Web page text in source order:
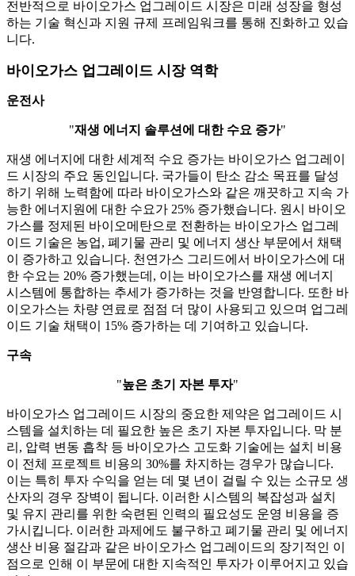
전반적으로 바이오가스 업그레이드 시장은 미래 성장을 형성
하는 기술 혁신과 지원 규제 프레임워크를 통해 진화하고 있습
니다.
바이오가스 업그레이드 시장 역학
운전사
"재생 에너지 솔루션에 대한 수요 증가"
재생 에너지에 대한 세계적 수요 증가는 바이오가스 업그레이
드 시장의 주요 동인입니다. 국가들이 탄소 감소 목표를 달성
하기 위해 노력함에 따라 바이오가스와 같은 깨끗하고 지속 가
능한 에너지원에 대한 수요가 25% 증가했습니다. 원시 바이오
가스를 정제된 바이오메탄으로 전환하는 바이오가스 업그레
이드 기술은 농업, 폐기물 관리 및 에너지 생산 부문에서 채택
이 증가하고 있습니다. 천연가스 그리드에서 바이오가스에 대
한 수요는 20% 증가했는데, 이는 바이오가스를 재생 에너지
시스템에 통합하는 추세가 증가하는 것을 반영합니다. 또한 바
이오가스는 차량 연료로 점점 더 많이 사용되고 있으며 업그레
이드 기술 채택이 15% 증가하는 데 기여하고 있습니다.
구속
"높은 초기 자본 투자"
바이오가스 업그레이드 시장의 중요한 제약은 업그레이드 시
스템을 설치하는 데 필요한 높은 초기 자본 투자입니다. 막 분
리, 압력 변동 흡착 등 바이오가스 고도화 기술에는 설치 비용
이 전체 프로젝트 비용의 30%를 차지하는 경우가 많습니다.
이는 특히 투자 수익을 얻는 데 몇 년이 걸릴 수 있는 소규모 생
산자의 경우 장벽이 됩니다. 이러한 시스템의 복잡성과 설치
및 유지 관리를 위한 숙련된 인력의 필요성도 운영 비용을 증
가시킵니다. 이러한 과제에도 불구하고 폐기물 관리 및 에너지
생산 비용 절감과 같은 바이오가스 업그레이드의 장기적인 이
점으로 인해 이 부문에 대한 지속적인 투자가 이루어지고 있습